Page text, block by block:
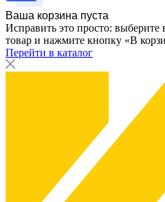
Ваша корзина пуста
Исправить это просто:
товар и нажмите кнопку «В
Перейти в каталог